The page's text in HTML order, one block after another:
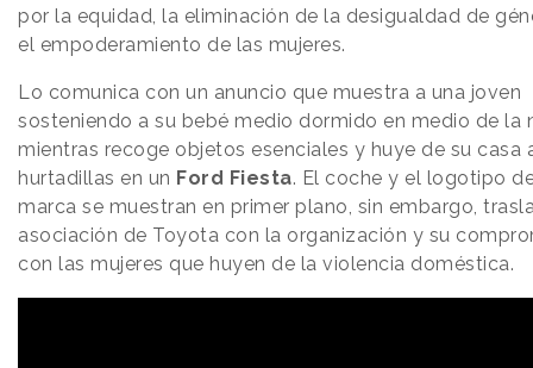
por la equidad, la eliminación de la desigualdad de
el empoderamiento de las mujeres.
Lo comunica con un anuncio que muestra a una joven
sosteniendo a su bebé medio dormido en medio de la
mientras recoge objetos esenciales y huye de su casa
hurtadillas en un Ford Fiesta. El coche y el logotipo
marca se muestran en primer plano, sin embargo,
asociación de Toyota con la organización y su
con las mujeres que huyen de la violencia doméstica.